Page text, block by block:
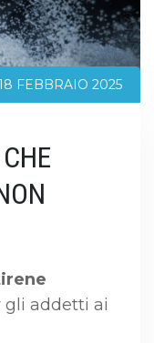
FEBBRAIO 2025
gli addetti ai